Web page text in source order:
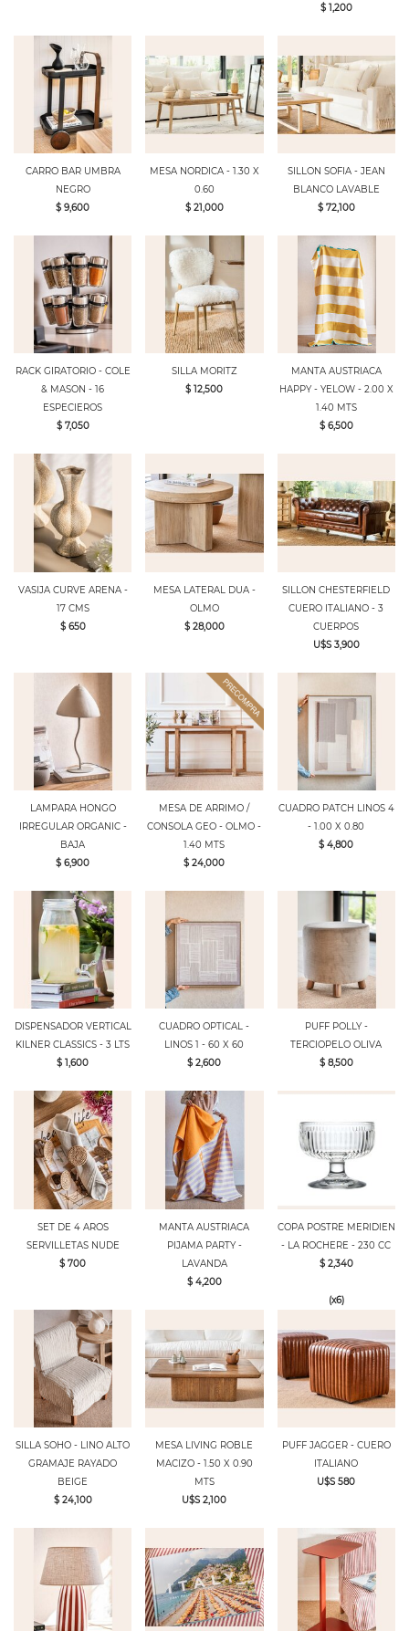
$ 1,200
CARRO BAR UMBRA
NEGRO
$ 9,600
MESA NORDICA - 1.30 X
0.60
$ 21,000
SILLON SOFIA - JEAN
BLANCO LAVABLE
$ 72,100
RACK GIRATORIO - COLE
& MASON - 16
ESPECIEROS
$ 7,050
SILLA MORITZ
$ 12,500
MANTA AUSTRIACA
HAPPY - YELOW - 2.00 X
1.40 MTS
$ 6,500
VASIJA CURVE ARENA -
17 CMS
$ 650
MESA LATERAL DUA -
OLMO
$ 28,000
SILLON CHESTERFIELD
CUERO ITALIANO - 3
CUERPOS
U$S 3,900
LAMPARA HONGO
IRREGULAR ORGANIC -
BAJA
$ 6,900
MESA DE ARRIMO /
CONSOLA GEO - OLMO -
1.40 MTS
$ 24,000
CUADRO PATCH LINOS 4
- 1.00 X 0.80
$ 4,800
DISPENSADOR VERTICAL
KILNER CLASSICS - 3 LTS
$ 1,600
CUADRO OPTICAL -
LINOS 1 - 60 X 60
$ 2,600
PUFF POLLY -
TERCIOPELO OLIVA
$ 8,500
SET DE 4 AROS
SERVILLETAS NUDE
$ 700
MANTA AUSTRIACA
PIJAMA PARTY -
LAVANDA
$ 4,200
COPA POSTRE MERIDIEN
- LA ROCHERE - 230 CC
$ 2,340
(x6)
SILLA SOHO - LINO ALTO
GRAMAJE RAYADO
BEIGE
$ 24,100
MESA LIVING ROBLE
MACIZO - 1.50 X 0.90
MTS
U$S 2,100
PUFF JAGGER - CUERO
ITALIANO
U$S 580